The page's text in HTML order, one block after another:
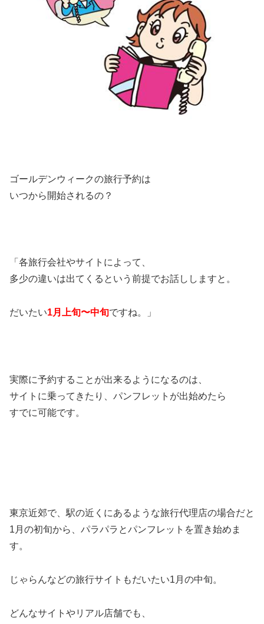
ゴールデンウィークの旅行予約は
いつから開始されるの？
「各旅行会社やサイトによって、
多少の違いは出てくるという前提でお話ししますと。
だいたい1月上旬〜中旬ですね。」
実際に予約することが出来るようになるのは、
サイトに乗ってきたり、パンフレットが出始めたら
すでに可能です。
東京近郊で、駅の近くにあるような旅行代理店の場合だと
1月の初旬から、パラパラとパンフレットを置き始めま
す。
じゃらんなどの旅行サイトもだいたい1月の中旬。
どんなサイトやリアル店舗でも、